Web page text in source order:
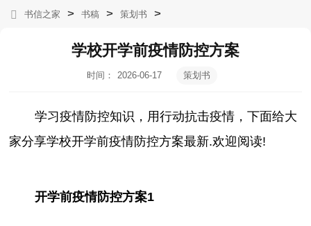
书信之家 > 书稿 > 策划书 >
学校开学前疫情防控方案
时间：
2026-06-17
策划书
学习疫情防控知识，用行动抗击疫情，下面给大
家分享学校开学前疫情防控方案最新.欢迎阅读!
开学前疫情防控方案1